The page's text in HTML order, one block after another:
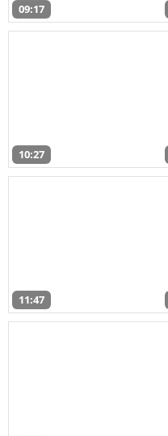
09:17
10:27
11:47